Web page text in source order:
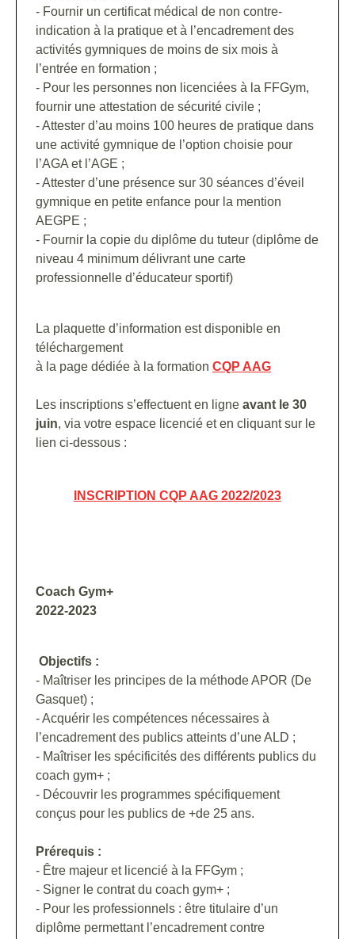
- Fournir un certificat médical de non contre-
indication à la pratique et à l’encadrement des
activités gymniques de moins de six mois à
l’entrée en formation ;
- Pour les personnes non licenciées à la FFGym,
fournir une attestation de sécurité civile ;
- Attester d’au moins 100 heures de pratique dans
une activité gymnique de l’option choisie pour
l’AGA et l’AGE ;
- Attester d’une présence sur 30 séances d’éveil
gymnique en petite enfance pour la mention
AEGPE ;
- Fournir la copie du diplôme du tuteur (diplôme de
niveau 4 minimum délivrant une carte
professionnelle d’éducateur sportif)
La plaquette d’information est disponible en
téléchargement
à la page dédiée à la formation CQP AAG
Les inscriptions s’effectuent en ligne avant le 30
juin, via votre espace licencié et en cliquant sur le
lien ci-dessous :
INSCRIPTION CQP AAG 2022/2023
Coach Gym+
2022-2023
Objectifs :
- Maîtriser les principes de la méthode APOR (De
Gasquet) ;
- Acquérir les compétences nécessaires à
l’encadrement des publics atteints d’une ALD ;
- Maîtriser les spécificités des différents publics du
coach gym+ ;
- Découvrir les programmes spécifiquement
conçus pour les publics de +de 25 ans.
Prérequis :
- Être majeur et licencié à la FFGym ;
- Signer le contrat du coach gym+ ;
- Pour les professionnels : être titulaire d’un
diplôme permettant l’encadrement contre